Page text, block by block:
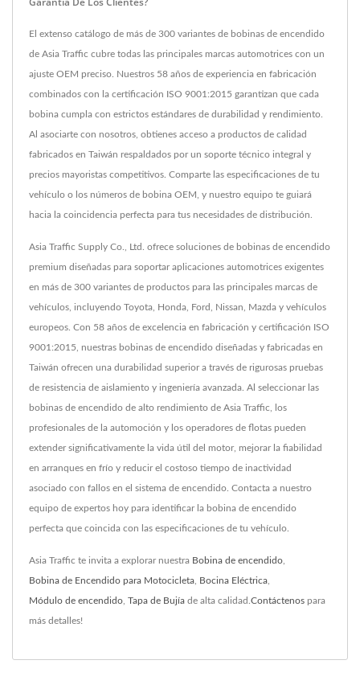
El extenso catálogo de más de 300 variantes de bobinas de encendido
de Asia Traffic cubre todas las principales marcas automotrices con un
ajuste OEM preciso. Nuestros 58 años de experiencia en fabricación
combinados con la certificación ISO 9001:2015 garantizan que cada
bobina cumpla con estrictos estándares de durabilidad y rendimiento.
Al asociarte con nosotros, obtienes acceso a productos de calidad
fabricados en Taiwán respaldados por un soporte técnico integral y
precios mayoristas competitivos. Comparte las especificaciones de tu
vehículo o los números de bobina OEM, y nuestro equipo te guiará
hacia la coincidencia perfecta para tus necesidades de distribución.
Asia Traffic Supply Co., Ltd. ofrece soluciones de bobinas de encendido
premium diseñadas para soportar aplicaciones automotrices exigentes
en más de 300 variantes de productos para las principales marcas de
vehículos, incluyendo Toyota, Honda, Ford, Nissan, Mazda y vehículos
europeos. Con 58 años de excelencia en fabricación y certificación ISO
9001:2015, nuestras bobinas de encendido diseñadas y fabricadas en
Taiwán ofrecen una durabilidad superior a través de rigurosas pruebas
de resistencia de aislamiento y ingeniería avanzada. Al seleccionar las
bobinas de encendido de alto rendimiento de Asia Traffic, los
profesionales de la automoción y los operadores de flotas pueden
extender significativamente la vida útil del motor, mejorar la fiabilidad
en arranques en frío y reducir el costoso tiempo de inactividad
asociado con fallos en el sistema de encendido. Contacta a nuestro
equipo de expertos hoy para identificar la bobina de encendido
perfecta que coincida con las especificaciones de tu vehículo.
Asia Traffic te invita a explorar nuestra Bobina de encendido
Bobina de Encendido para Motocicleta Bocina Eléctrica
Módulo de encendido Tapa de Bujía de alta calidad. Contáctenos para
más detalles!